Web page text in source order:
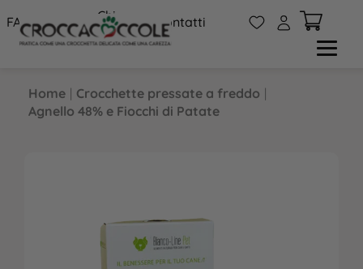
FAQs
Chi
siamo
Contatti W A
Home | Crocchette pressate a freddo |
Agnello 48% e Fiocchi di Patate